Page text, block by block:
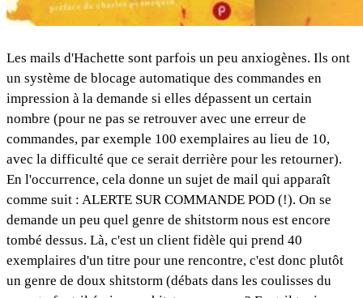
Les mails d'Hachette sont parfois un peu anxiogènes. Ils ont
un système de blocage automatique des commandes en
impression à la demande si elles dépassent un certain
nombre (pour ne pas se retrouver avec une erreur de
commandes, par exemple 100 exemplaires au lieu de 10,
avec la difficulté que ce serait derrière pour les retourner).
En l'occurrence, cela donne un sujet de mail qui apparaît
comme suit : ALERTE SUR COMMANDE POD (!). On se
demande un peu quel genre de shitstorm nous est encore
tombé dessus. Là, c'est un client fidèle qui prend 40
exemplaires d'un titre pour une rencontre, c'est donc plutôt
un genre de doux shitstorm (débats dans les coulisses du